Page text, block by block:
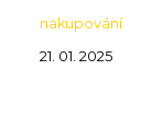
nakupování
21. 01. 2025